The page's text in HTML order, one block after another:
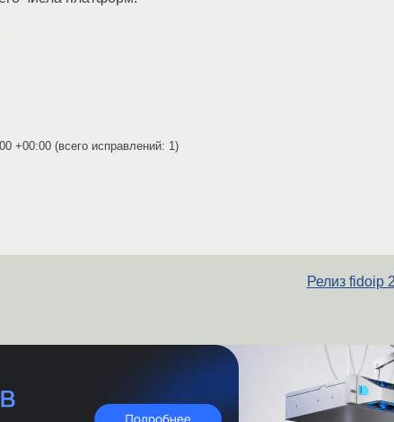
+00:00 (всего исправлений: 1)
Релиз fidoip